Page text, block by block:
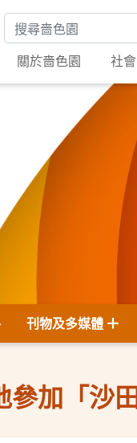
搜尋關鍵字
關於嗇色園
社
刊物及多媒體
加「沙